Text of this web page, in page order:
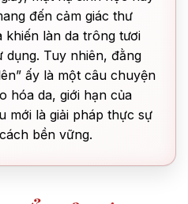
đến cảm giác thư
khiến làn da trông tươi
dụng. Tuy nhiên, đằng
ấy là một câu chuyện
hóa da, giới hạn của
mới là giải pháp thực sự
bền vững.